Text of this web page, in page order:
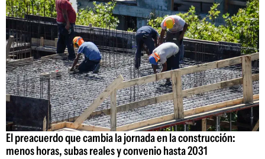
El preacuerdo que cambia la jornada en la construcción:
menos horas, subas reales y convenio hasta 2031